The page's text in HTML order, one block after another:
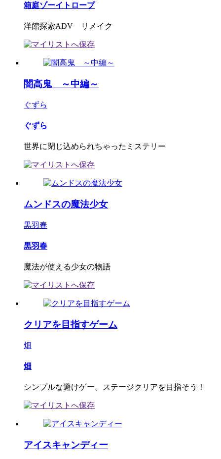
箱庭ゾーイトロープ
洋館探索ADV リメイク
闇高鬼 ～中編～
ぐずら
ぐずら
世界に閉じ込められちゃったミステリー
ムンドスの魔法少女
黒羽春
黒羽春
魔法が使える少女の物語
クリアを目指すゲーム
畑
畑
シンプルな避けゲー。ステージクリアを目指そう！
アイスキャンディー